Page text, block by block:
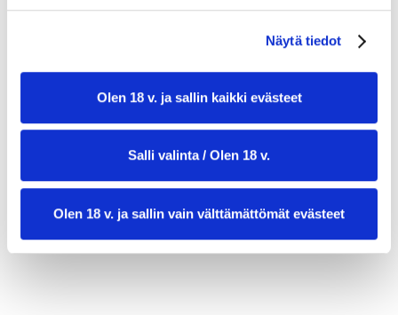
Näytä tiedot
Olen 18 v. ja sallin kaikki evästeet
Salli valinta / Olen 18 v.
Olen 18 v. ja sallin vain välttämättömät evästeet
valmistusaika:20 min